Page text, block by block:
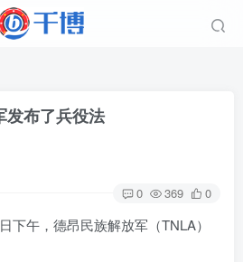
发布了兵役法
0 369 0
下午，德昂民族解放军（TNLA）